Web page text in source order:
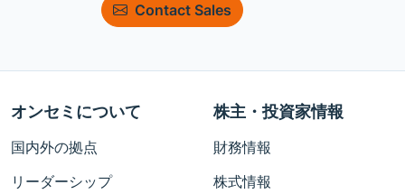
Contact Sales
オンセミについて
国内外の拠点
リーダーシップ
株主・投資家情報
財務情報
株式情報